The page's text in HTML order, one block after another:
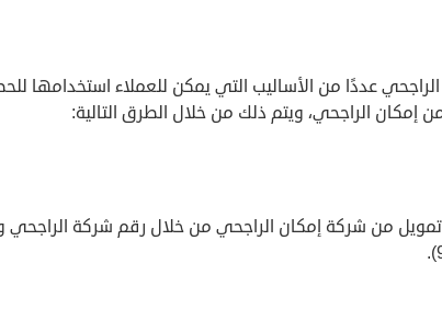
عددًا من الأساليب التي يمكن للعملاء استخدامها
إمكان الراجحي، ويتم ذلك من خلال الطرق التالية:
من شركة إمكان الراجحي من خلال رقم شركة